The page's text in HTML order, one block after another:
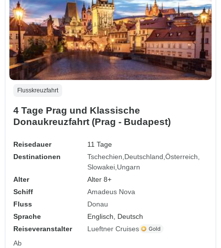
Flusskreuzfahrt
4 Tage Prag und Klassische
Donaukreuzfahrt (Prag - Budapest)
Reisedauer
11 Tage
Destinationen
Tschechien Deutschland Österreich
Slowakei Ungarn
Alter
Alter 8+
Schiff
Amadeus Nova
Fluss
Donau
Sprache
Englisch, Deutsch
Reiseveranstalter
Lueftner Cruises
Ab